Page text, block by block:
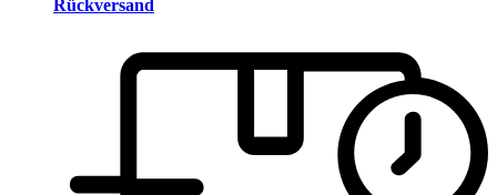
Rückversand